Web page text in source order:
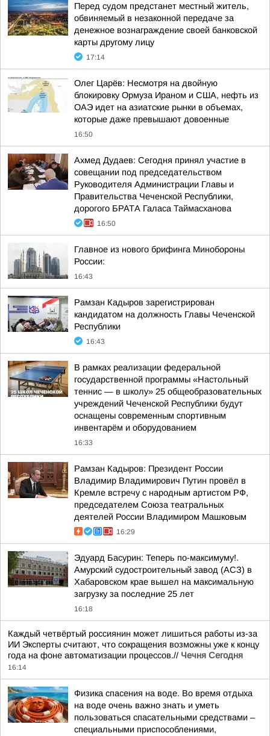
Перед судом предстанет местный житель,
обвиняемый в незаконной передаче за
денежное вознаграждение своей банковской
карты другому лицу
17:14
Олег Царёв: Несмотря на двойную
блокировку Ормуза Ираном и США, нефть из
ОАЭ идет на азиатские рынки в объемах,
которые даже превышают довоенные
16:50
Ахмед Дудаев: Сегодня принял участие в
совещании под председательством
Руководителя Администрации Главы и
Правительства Чеченской Республики,
дорогого БРАТА Галаса Таймасханова
16:50
Главное из нового брифинга Минобороны
России:
16:43
Рамзан Кадыров зарегистрирован
кандидатом на должность Главы Чеченской
Республики
16:43
В рамках реализации федеральной
государственной программы «Настольный
теннис — в школу» 25 общеобразовательных
учреждений Чеченской Республики будут
оснащены современным спортивным
инвентарём и оборудованием
16:33
Рамзан Кадыров: Президент России
Владимир Владимирович Путин провёл в
Кремле встречу с народным артистом РФ,
председателем Союза театральных
деятелей России Владимиром Машковым
16:29
Эдуард Басурин: Теперь по-максимуму!.
Амурский судостроительный завод (АСЗ) в
Хабаровском крае вышел на максимальную
загрузку за последние 25 лет
16:18
Каждый четвёртый россиянин может лишиться работы из-за
ИИ Эксперты считают, что сокращения возможны уже к концу
года на фоне автоматизации процессов.// Чечня Сегодня
16:14
Физика спасения на воде. Во время отдыха
на воде очень важно знать и уметь
пользоваться спасательными средствами –
специальными приспособлениями,